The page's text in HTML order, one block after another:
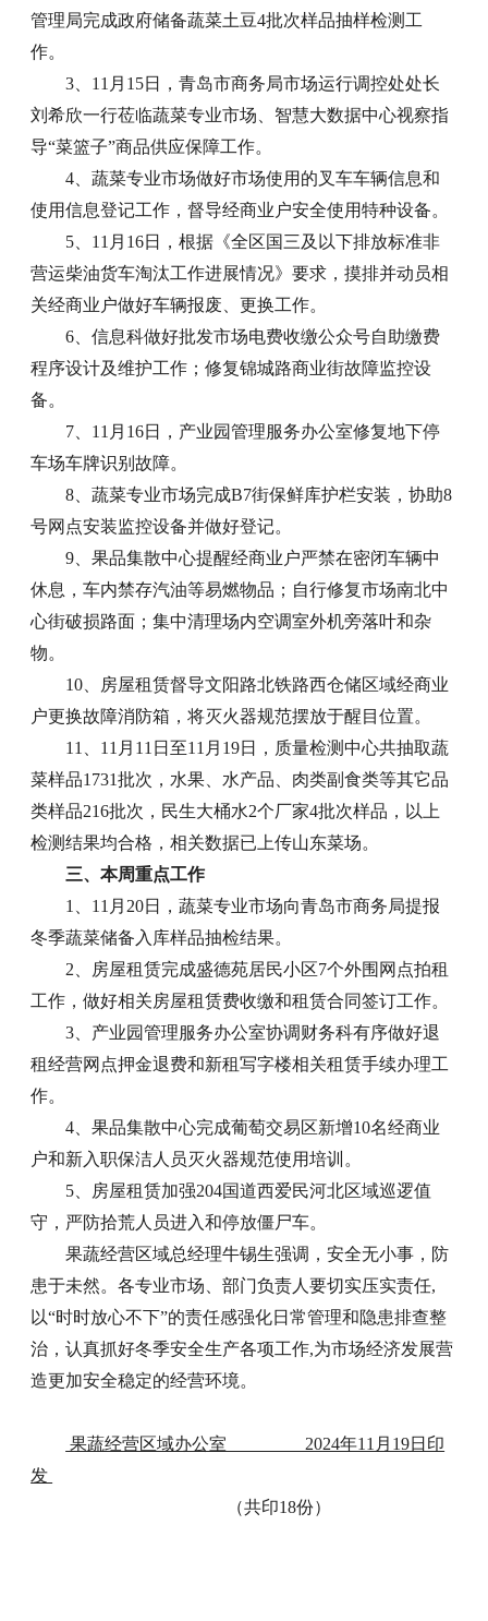
管理局完成政府储备蔬菜土豆4批次样品抽样检测工
作。
3、11月15日，青岛市商务局市场运行调控处处长
刘希欣一行莅临蔬菜专业市场、智慧大数据中心视察指
导“菜篮子”商品供应保障工作。
4、蔬菜专业市场做好市场使用的叉车车辆信息和
使用信息登记工作，督导经商业户安全使用特种设备。
5、11月16日，根据《全区国三及以下排放标准非
营运柴油货车淘汰工作进展情况》要求，摸排并动员相
关经商业户做好车辆报废、更换工作。
6、信息科做好批发市场电费收缴公众号自助缴费
程序设计及维护工作；修复锦城路商业街故障监控设
备。
7、11月16日，产业园管理服务办公室修复地下停
车场车牌识别故障。
8、蔬菜专业市场完成B7街保鲜库护栏安装，协助8
号网点安装监控设备并做好登记。
9、果品集散中心提醒经商业户严禁在密闭车辆中
休息，车内禁存汽油等易燃物品；自行修复市场南北中
心街破损路面；集中清理场内空调室外机旁落叶和杂
物。
10、房屋租赁督导文阳路北铁路西仓储区域经商业
户更换故障消防箱，将灭火器规范摆放于醒目位置。
11、11月11日至11月19日，质量检测中心共抽取蔬
菜样品1731批次，水果、水产品、肉类副食类等其它品
类样品216批次，民生大桶水2个厂家4批次样品，以上
检测结果均合格，相关数据已上传山东菜场。
三、本周重点工作
1、11月20日，蔬菜专业市场向青岛市商务局提报
冬季蔬菜储备入库样品抽检结果。
2、房屋租赁完成盛德苑居民小区7个外围网点拍租
工作，做好相关房屋租赁费收缴和租赁合同签订工作。
3、产业园管理服务办公室协调财务科有序做好退
租经营网点押金退费和新租写字楼相关租赁手续办理工
作。
4、果品集散中心完成葡萄交易区新增10名经商业
户和新入职保洁人员灭火器规范使用培训。
5、房屋租赁加强204国道西爱民河北区域巡逻值
守，严防拾荒人员进入和停放僵尸车。
果蔬经营区域总经理牛锡生强调，安全无小事，防
患于未然。各专业市场、部门负责人要切实压实责任,
以“时时放心不下”的责任感强化日常管理和隐患排查整
治，认真抓好冬季安全生产各项工作,为市场经济发展营
造更加安全稳定的经营环境。
果蔬经营区域办公室 2024年11月19日印
发
（共印18份）